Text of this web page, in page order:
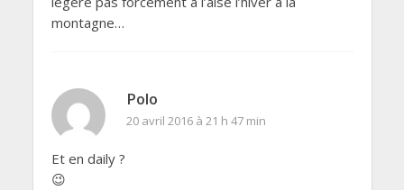
montagne…
Polo
20 avril 2016 à 21 h 47 min
Et en daily ?
😉